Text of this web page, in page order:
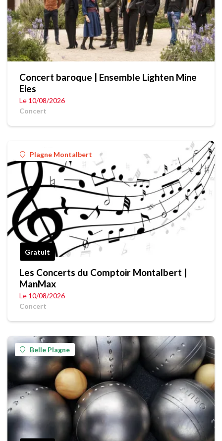
Concert baroque | Ensemble Lighten Mine
Eies
Le 10/08/2026
Concert
Plagne Montalbert
Gratuit
Les Concerts du Comptoir Montalbert |
ManMax
Le 10/08/2026
Concert
Belle Plagne